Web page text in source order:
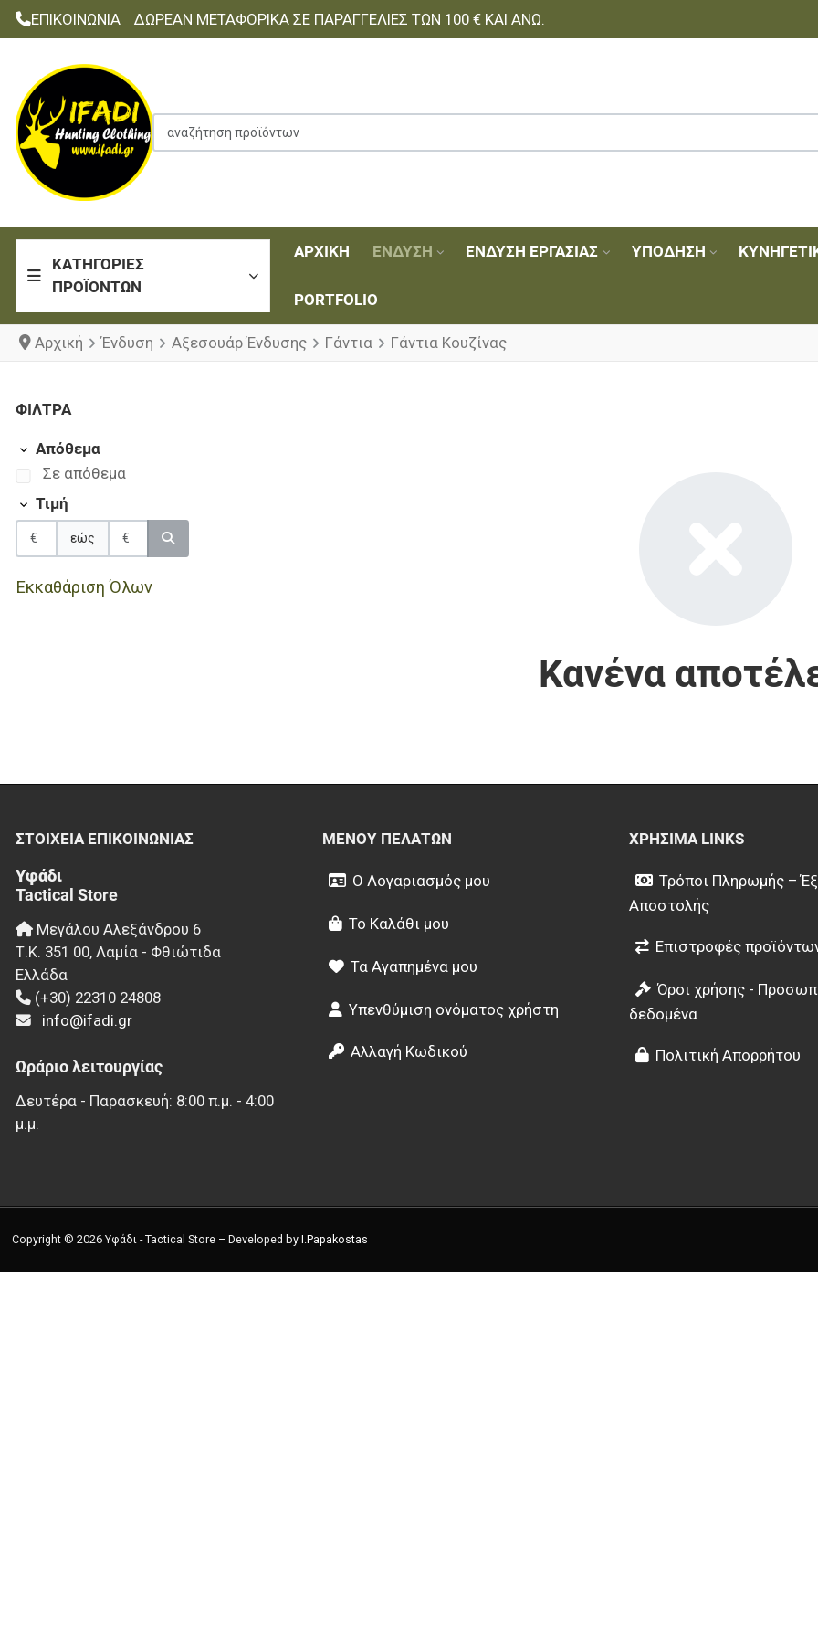
ΕΠΙΚΟΙΝΩΝΊΑ ΔΩΡΕΆΝ ΜΕΤΑΦΟΡΙΚΆ ΣΕ ΠΑΡΑΓΓΕΛΊΕΣ ΤΩΝ 100 € ΚΑΙ ΆΝΩ.
αναζήτηση προϊόντων
ΚΑΤΗΓΟΡΊΕΣ
ΠΡΟΪΌΝΤΩΝ
ΑΡΧΙΚΉ ΈΝΔΥΣΗ ΈΝΔΥΣΗ ΕΡΓΑΣΊΑΣ ΥΠΌΔΗΣΗ
PORTFOLIO
Αρχική Ένδυση Αξεσουάρ Ένδυσης Γάντια Γάντια Κουζίνας
ΦΊΛΤΡΑ
Απόθεμα
Σε απόθεμα
Τιμή
εώς
Εκκαθάριση Όλων
Κανένα
ΣΤΟΙΧΕΊΑ EΠΙΚΟΙΝΩΝΊΑΣ
Υφάδι
Tactical Store
Μεγάλου Αλεξάνδρου 6
Τ.Κ. 351 00, Λαμία - Φθιώτιδα
Ελλάδα
(+30) 22310 24808
info@ifadi.gr
Ωράριο λειτουργίας
Δευτέρα - Παρασκευή: 8:00 π.μ. - 4:00
μ.μ.
ΜΕΝΟΎ ΠΕΛΑΤΏΝ
Ο Λογαριασμός μου
Το Καλάθι μου
Τα Αγαπημένα μου
Υπενθύμιση ονόματος χρήστη
Αλλαγή Κωδικού
ΧΡΉΣΙΜΑ LINKS
Τρόποι Πληρωμής –
Αποστολής
Επιστροφές
Όροι χρήσης -
δεδομένα
Πολιτική Απορρήτου
Copyright © 2026 Υφάδι - Tactical Store – Developed by I.Papakostas